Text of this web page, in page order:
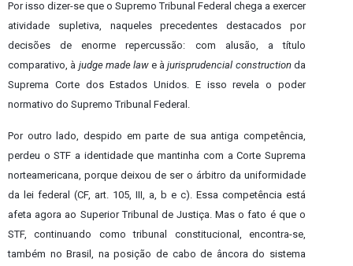
Por isso dizer-se que o Supremo Tribunal Federal chega a exercer
atividade supletiva, naqueles precedentes destacados por
decisões de enorme repercussão: com alusão, a título
comparativo, à judge made lawe àjurisprudencial constructionda
Suprema Corte dos Estados Unidos. E isso revela o poder
normativo do Supremo Tribunal Federal.
Por outro lado, despido em parte de sua antiga competência,
perdeu o STF a identidade que mantinha com a Corte Suprema
norteamericana, porque deixou de ser o árbitro da uniformidade
da lei federal (CF, art. 105, III, a, b e c). Essa competência está
afeta agora ao Superior Tribunal de Justiça. Mas o fato é que o
STF, continuando como tribunal constitucional, encontra-se,
também no Brasil, na posição de cabo de âncora do sistema